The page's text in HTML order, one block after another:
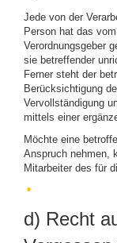
Jede von der
Person hat das
Verordnungsgeber
sie betreffender
Ferner steht der
Berücksichtigung
Vervollständigung
mittels einer
Möchte eine
Anspruch nehmen,
Mitarbeiter des für
d) Recht